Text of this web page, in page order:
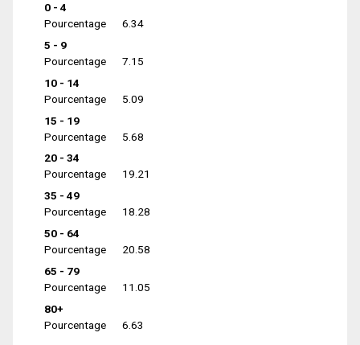
0 - 4
Pourcentage
6.34
5 - 9
Pourcentage
7.15
10 - 14
Pourcentage
5.09
15 - 19
Pourcentage
5.68
20 - 34
Pourcentage
19.21
35 - 49
Pourcentage
18.28
50 - 64
Pourcentage
20.58
65 - 79
Pourcentage
11.05
80+
Pourcentage
6.63